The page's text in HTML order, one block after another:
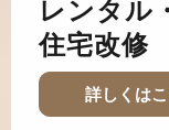
レンタル
住宅改修
詳しくは